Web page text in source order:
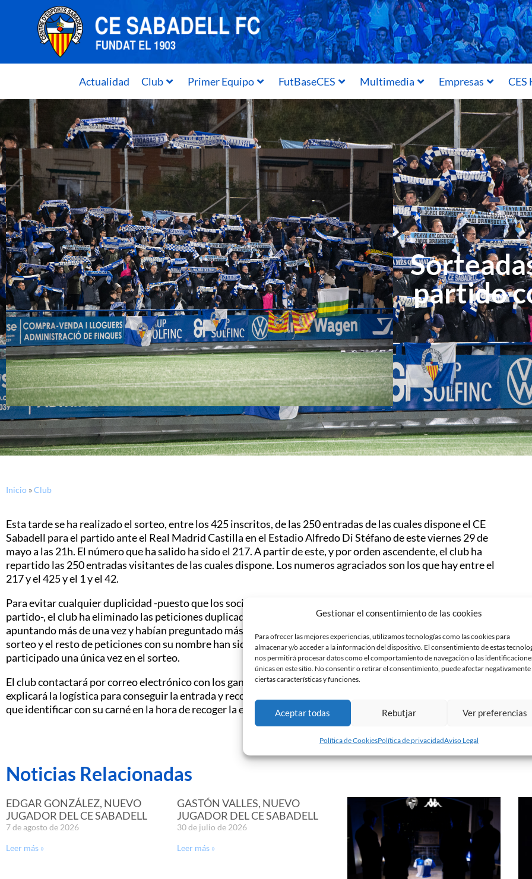
Gestionar el consentimiento de las cookies
Para ofrecer las mejores experiencias, utilizamos tecnologías como las cookies para
almacenar y/o acceder a la información del dispositivo. El consentimiento de estas
nos permitirá procesar datos como el comportamiento de navegación o las
únicas en este sitio. No consentir o retirar el consentimiento, puede afectar negativamente
ciertas características y funciones.
Aceptar todas Rebutjar Ver preferencias
Política de CookiesPolítica de privacidadAviso Legal
Actualidad Club Primer Equipo FutBaseCES Multimedia Empresas CES
partido
Inicio »Club
Esta tarde se ha realizado el sorteo, entre los 425 inscritos, de las 250 entradas de las cuales dispone el CE
Sabadell para el partido ante el Real Madrid Castilla en el Estadio Alfredo Di Stéfano de este viernes 29 de
mayo a las 21h. El número que ha salido ha sido el 217. A partir de este, y por orden ascendente, el club ha
repartido las 250 entradas visitantes de las cuales dispone. Los numeros agraciados son los que hay entre el
217 y el 425 y el 1 y el 42.
Para evitar cualquier duplicidad -puesto que los socios solo podían preguntar una sola entrada para el
partido-, el club ha eliminado las peticiones duplicadas por parte de los socios. Los socios que se habían
apuntando más de una vez y habían preguntado más de una entrada han participado solo una vez en el
sorteo y el resto de peticiones con su nombre han sido eliminadas. De este modo, todos los socios han
participado una única vez en el sorteo.
El club contactará por correo electrónico con los ganadores de las 250 entradas. En este correo, el club
explicará la logística para conseguir la entrada y recogerla para poder asistir al partido. El socio se tendrá
que identificar con su carné en la hora de recoger la entrada.
Noticias Relacionadas
EDGAR GONZÁLEZ, NUEVO
JUGADOR DEL CE SABADELL
7 de agosto de 2026
Leer más »
GASTÓN VALLES, NUEVO
JUGADOR DEL CE SABADELL
30 de julio de 2026
Leer más »